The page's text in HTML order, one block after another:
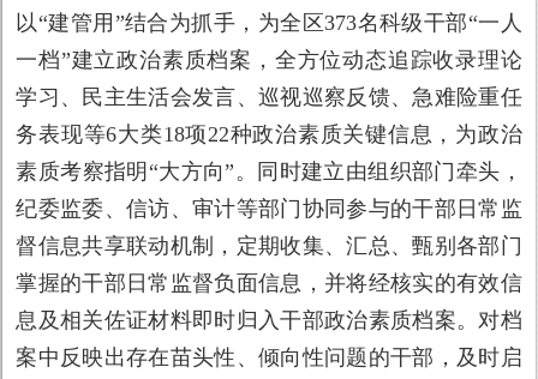
以“建管用”结合为抓手，为全区373名科级干部“一人
一档”建立政治素质档案，全方位动态追踪收录理论
学习、民主生活会发言、巡视巡察反馈、急难险重任
务表现等6大类18项22种政治素质关键信息，为政治
素质考察指明“大方向”。同时建立由组织部门牵头，
纪委监委、信访、审计等部门协同参与的干部日常监
督信息共享联动机制，定期收集、汇总、甄别各部门
掌握的干部日常监督负面信息，并将经核实的有效信
息及相关佐证材料即时归入干部政治素质档案。对档
案中反映出存在苗头性、倾向性问题的干部，及时启